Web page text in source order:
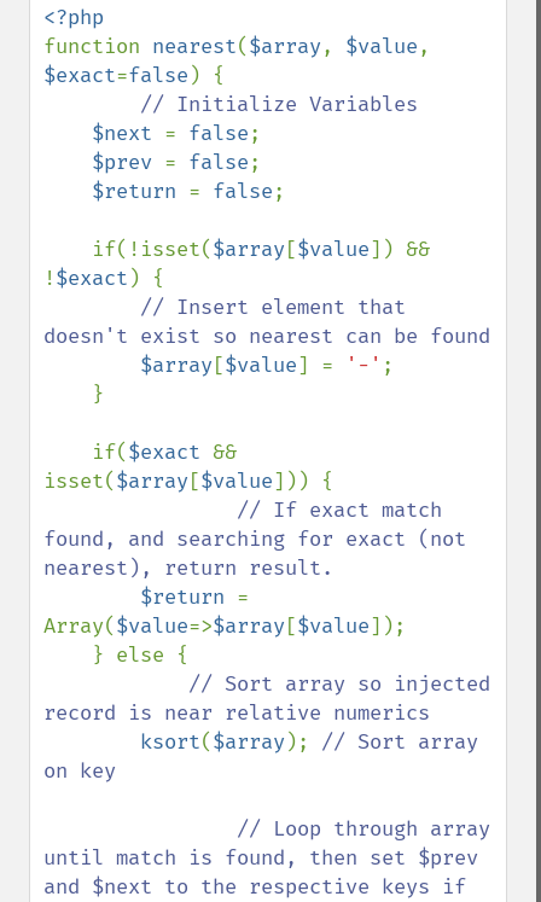
function nearest($array, $value
$exact=false ) {
// Initialize Variables
$next = false;
$prev = false;
$return = false;
    if(!isset(
$array [$value]) &&
!$exact ) {
// Insert element that
doesn't exist so nearest can be found
$array [$value] = '-' ;
    if(
$exact &&
isset($array [$value])) {
// If exact match
found, and searching for exact (not
nearest), return result.
$return =
Array($value=>$array [$value]);
// Sort array so injected
record is near relative numerics
ksort($array ); // Sort array
on key
until match is found, then set $prev
and $next to the respective keys if